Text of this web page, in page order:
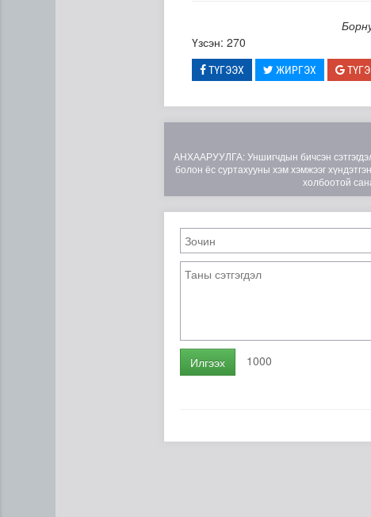
Үзсэн: 270
ТҮГЭЭХ ЖИРГЭХ
АНХААРУУЛГА: Уншигчдын бичсэн
болон ёс суртахууны хэм хэмжээг
холбоотой
Илгээх 1000